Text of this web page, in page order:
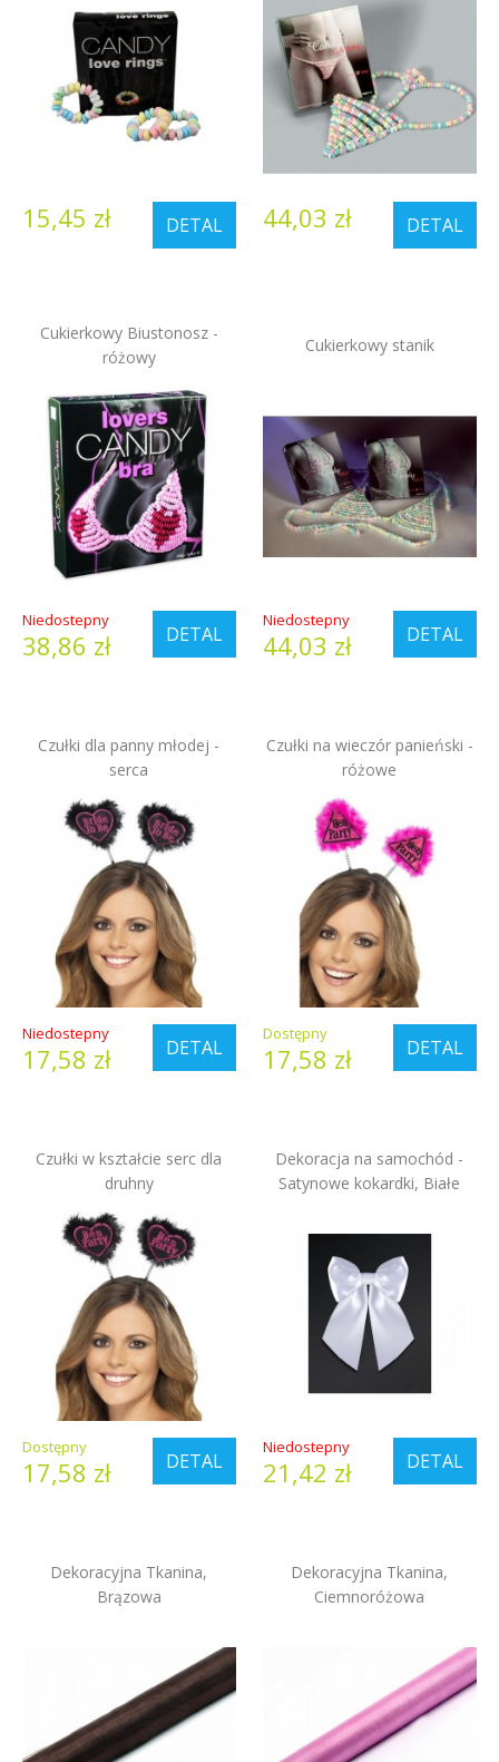
DETAL
15,45 zł DETAL
44,03 zł
Cukierkowy Biustonosz -
różowy
DETAL
Niedostepny
38,86 zł
Cukierkowy stanik
DETAL
Niedostepny
44,03 zł
Czułki dla panny młodej -
serca
DETAL
Niedostepny
17,58 zł
Czułki na wieczór panieński -
różowe
DETAL
Dostępny
17,58 zł
Czułki w kształcie serc dla
druhny
DETAL
Dostępny
17,58 zł
Dekoracja na samochód -
Satynowe kokardki, Białe
DETAL
Niedostepny
21,42 zł
Dekoracyjna Tkanina,
Brązowa
Dekoracyjna Tkanina,
Ciemnoróżowa